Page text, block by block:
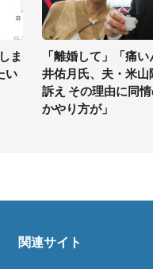
ま
い
「離婚して」「痛
井佑月氏、夫・米
訴え その理由に同
かやり方が」
関連サイト